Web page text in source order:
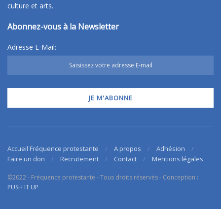
culture et arts.
Abonnez-vous à la Newsletter
Adresse E-Mail:
Accueil Fréquence protestante A propos
Adhésion
Faire un don
Recrutement Contact Mentions légales
©2022 - Fréquence protestante - Tous droits réservés - Conception :
PUSH IT UP